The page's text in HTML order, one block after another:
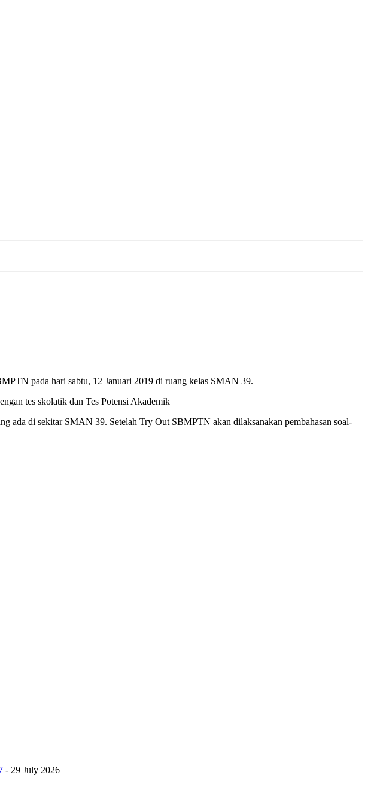
pada hari sabtu, 12 Januari 2019 di ruang kelas SMAN 39.
tes skolatik dan Tes Potensi Akademik
ada di sekitar SMAN 39. Setelah Try Out SBMPTN akan dilaksanakan pembahasan soal-
- 29 July 2026